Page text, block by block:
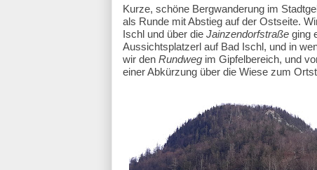
Kurze, schöne Bergwanderung im
als Runde mit Abstieg auf der Ostseite.
Ischl und über die Jainzendorfstraße ging
Aussichtsplatzerl auf Bad Ischl, und in
wir den Rundweg im Gipfelbereich, und
einer Abkürzung über die Wiese zum